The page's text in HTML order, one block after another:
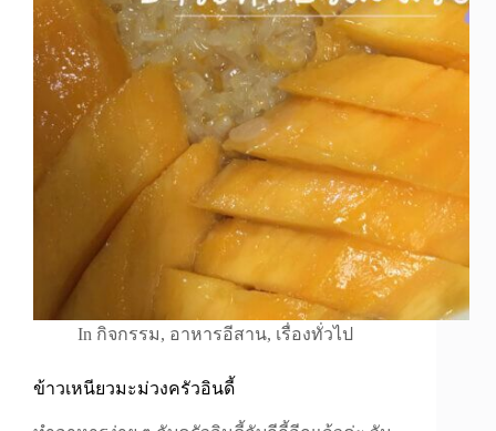
In กิจกรรม, อาหารอีสาน, เรื่องทั่วไป
ข้าวเหนียวมะม่วงครัวอินดี้